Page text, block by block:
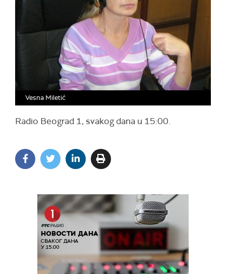
Vesna Miletić
Radio Beograd 1, svakog dana u 15:00.